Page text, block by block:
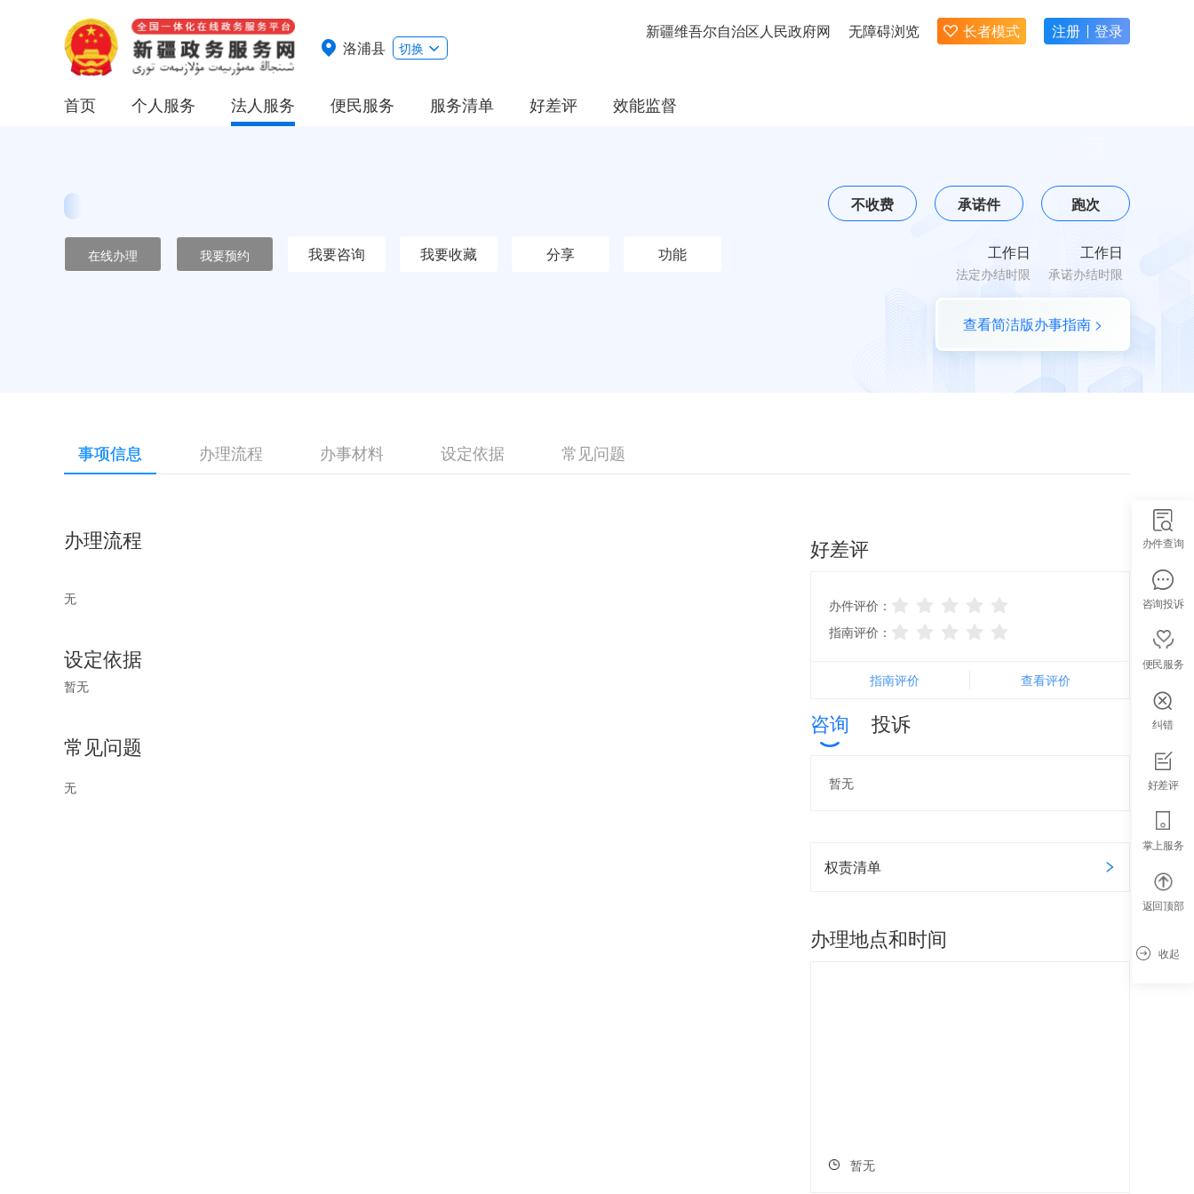
洛浦县 切换
新疆维吾尔自治区人民政府网 无障碍浏览 长者模式 注册 登录
首页 个人服务 法人服务 便民服务 服务清单 好差评 效能监督
智能导办
在线办理 我要预约 我要咨询 我要收藏 分享 功能
不收费 承诺件 跑次
工作日
法定办结时限
工作日
承诺办结时限
查看简洁版办事指南 >
事项信息 办理流程 办事材料 设定依据 常见问题
办理流程
无
设定依据
暂无
常见问题
无
好差评
办件评价：
指南评价：
指南评价 查看评价
咨询 投诉
暂无
权责清单
办理地点和时间
暂无
办件查询
咨询投诉
便民服务
纠错
好差评
掌上服务
返回顶部
收起